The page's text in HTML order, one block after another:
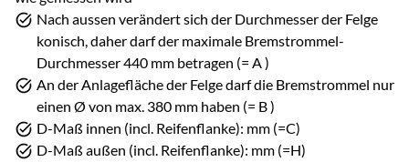
Nach aussen verändert sich der Durchmesser der Felge
konisch, daher darf der maximale Bremstrommel-
Durchmesser 440 mm betragen (= A )
An der Anlagefläche der Felge darf die Bremstrommel nur
einen Ø von max. 380 mm haben (= B )
D-Maß innen (incl. Reifenflanke): mm (=C)
D-Maß außen (incl. Reifenflanke): mm (=H)